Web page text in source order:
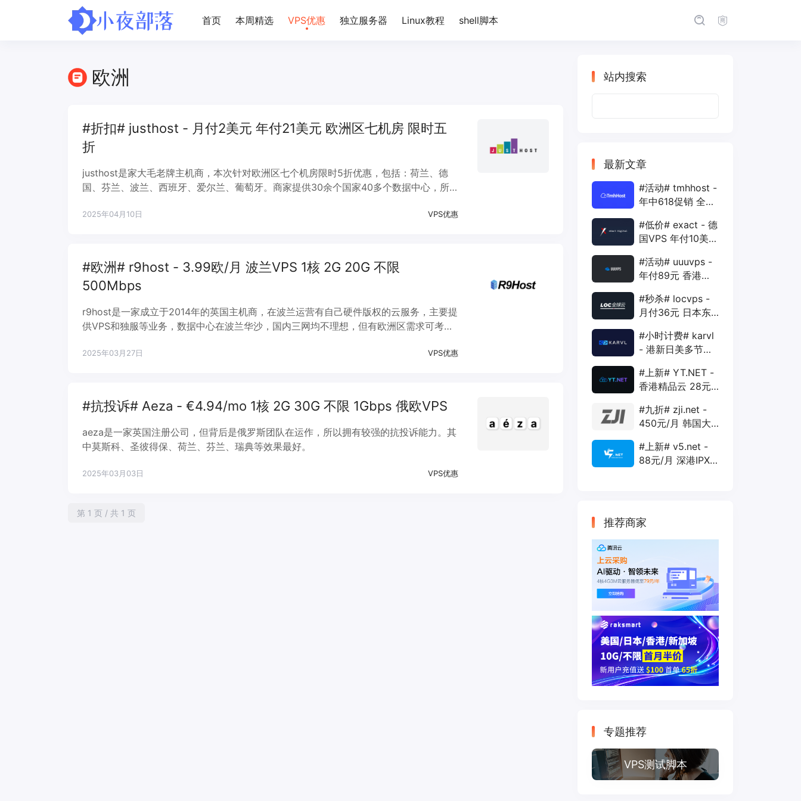
首页 本周精选 VPS优惠 独立服务器 Linux教程 shell脚本
欧洲
#折扣# justhost - 月付2美元 年付21美元 欧洲区七机房 限时五
折
justhost是家大毛老牌主机商，本次针对欧洲区七个机房限时5折优惠，包括：荷兰、德
国、芬兰、波兰、西班牙、爱尔兰、葡萄牙。商家提供30余个国家40多个数据中心，所
式。
2025年04月10日 VPS优惠
#欧洲# r9host - 3.99欧/月 波兰VPS 1核 2G 20G 不限
500Mbps
r9host是一家成立于2014年的英国主机商，在波兰运营有自己硬件版权的云服务，主要提
供VPS和独服等业务，数据中心在波兰华沙，国内三网均不理想，但有欧洲区需求可考虑
2025年03月27日 VPS优惠
#抗投诉# Aeza - €4.94/mo 1核 2G 30G 不限 1Gbps 俄欧VPS
aeza是一家英国注册公司，但背后是俄罗斯团队在运作，所以拥有较强的抗投诉能力。其
中莫斯科、圣彼得保、荷兰、芬兰、瑞典等效果最好。
2025年03月03日 VPS优惠
第 1 页 / 共 1 页
站内搜索
最新文章
#活动# tmhhost -
年中618促销 全场
年付VPS
#低价# exact - 德
国VPS 年付10美元
1Gbps
#活动# uuuvps -
年付89元 香港
400G 30M
#秒杀# locvps -
月付36元 日本东
40G 1T 450Mbps
#小时计费# karvl
- 港新日美多节点
20G 5T 1Gbps
#上新# YT.NET -
香港精品云 28元/
AS10099+移动
CMI
#九折# zji.net -
450元/月 韩国大
优化和纯国际线路
#上新# v5.net -
88元/月 深港IPX
推荐商家
专题推荐
VPS测试脚本